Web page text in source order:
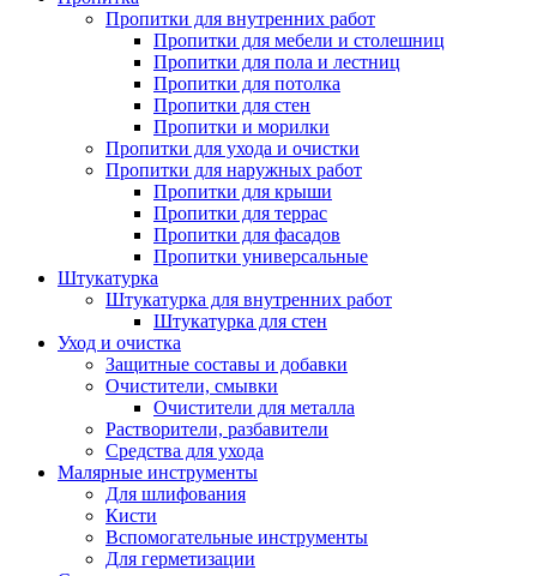
Пропитки для внутренних работ
Пропитки для мебели и столешниц
Пропитки для пола и лестниц
Пропитки для потолка
Пропитки для стен
Пропитки и морилки
Пропитки для ухода и очистки
Пропитки для наружных работ
Пропитки для крыши
Пропитки для террас
Пропитки для фасадов
Пропитки универсальные
Штукатурка
Штукатурка для внутренних работ
Штукатурка для стен
Уход и очистка
Защитные составы и добавки
Очистители, смывки
Очистители для металла
Растворители, разбавители
Средства для ухода
Малярные инструменты
Для шлифования
Кисти
Вспомогательные инструменты
Для герметизации